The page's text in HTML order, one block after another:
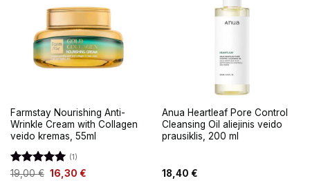
Farmstay Nourishing Anti-
Wrinkle Cream with Collagen
veido kremas, 55ml
Įvertinimas:
(1)
19,00€ 16,30 €
Anua Heartleaf Pore Control
Cleansing Oil aliejinis veido
prausiklis, 200 ml
18,40 €